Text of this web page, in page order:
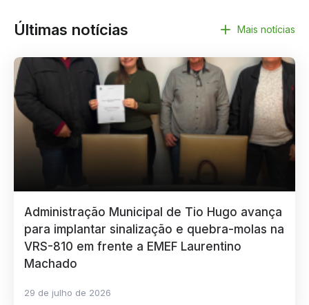
Últimas notícias Mais notícias
Administração Municipal de Tio Hugo avança
para implantar sinalização e quebra-molas na
VRS-810 em frente a EMEF Laurentino
Machado
29 de julho de 2026